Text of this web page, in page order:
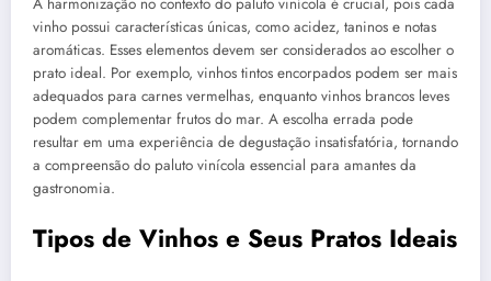
vinho possui características únicas, como acidez, taninos e notas
aromáticas. Esses elementos devem ser considerados ao escolher o
prato ideal. Por exemplo, vinhos tintos encorpados podem ser mais
adequados para carnes vermelhas, enquanto vinhos brancos leves
podem complementar frutos do mar. A escolha errada pode
resultar em uma experiência de degustação insatisfatória, tornando
a compreensão do paluto vinícola essencial para amantes da
gastronomia.
Tipos de Vinhos e Seus Pratos Ideais